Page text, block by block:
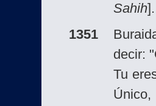
Sahih].
1351
decir:
Tu